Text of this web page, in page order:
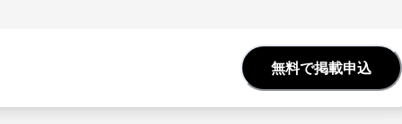
無料で掲載申込